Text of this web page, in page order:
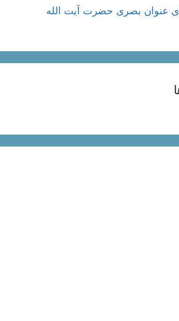
عنوان بصری حضرت آیت الله